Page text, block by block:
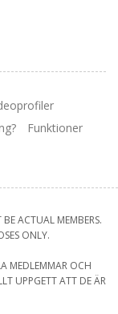
Funktioner
ACTUAL MEMBERS.
ONLY.
MEDLEMMAR OCH
UPPGETT ATT DE ÄR